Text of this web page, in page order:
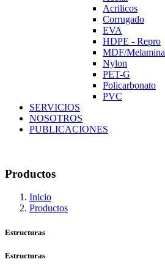
Acrilicos
Corrugado
EVA
HDPE - Repro
MDF/Melamina
Nylon
PET-G
Policarbonato
PVC
SERVICIOS
NOSOTROS
PUBLICACIONES
Productos
Inicio
Productos
Estructuras
Estructuras